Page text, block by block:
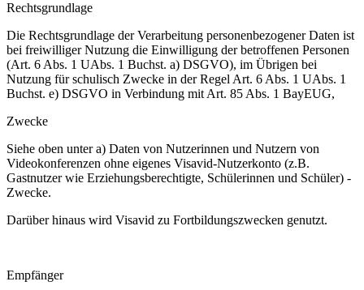
Rechtsgrundlage
Die Rechtsgrundlage der Verarbeitung personenbezogener Daten ist
bei freiwilliger Nutzung die Einwilligung der betroffenen Personen
(Art. 6 Abs. 1 UAbs. 1 Buchst. a) DSGVO), im Übrigen bei
Nutzung für schulisch Zwecke in der Regel Art. 6 Abs. 1 UAbs. 1
Buchst. e) DSGVO in Verbindung mit Art. 85 Abs. 1 BayEUG,
Zwecke
Siehe oben unter a) Daten von Nutzerinnen und Nutzern von
Videokonferenzen ohne eigenes Visavid-Nutzerkonto (z.B.
Gastnutzer wie Erziehungsberechtigte, Schülerinnen und Schüler) -
Zwecke.
Darüber hinaus wird Visavid zu Fortbildungszwecken genutzt.
Empfänger